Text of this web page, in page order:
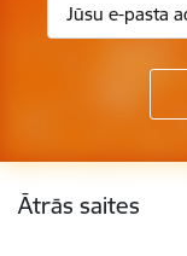
Kājene
Ātrās saites